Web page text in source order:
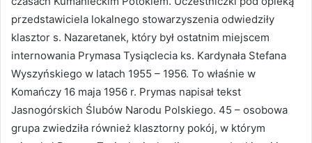
przedstawiciela lokalnego stowarzyszenia odwiedziły
klasztor s. Nazaretanek, który był ostatnim miejscem
internowania Prymasa Tysiąclecia ks. Kardynała Stefana
Wyszyńskiego w latach 1955 – 1956. To właśnie w
Komańczy 16 maja 1956 r. Prymas napisał tekst
Jasnogórskich Ślubów Narodu Polskiego. 45 – osobowa
grupa zwiedziła również klasztorny pokój, w którym